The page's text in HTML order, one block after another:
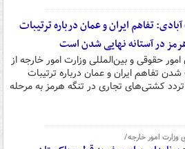
تفاهم ایران و عمان درباره ترتیبات
در آستانه نهایی شدن است
حقوقی و بین‌المللی وزارت امور خارجه از
تفاهم ایران و عمان درباره ترتیبات
کشتی‌های تجاری در تنگه هرمز به مرحله
امور خارجه/